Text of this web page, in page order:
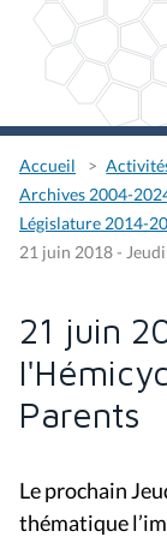
Accueil
Archives 2004-
Législature 2014-
21 juin 2018 -
21 juin
Parents
Le prochain
thématique